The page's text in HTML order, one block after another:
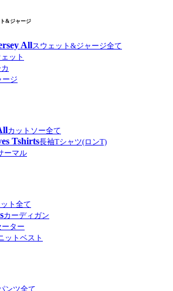
&ジャージ
Allスウェット&ジャージ全て
ット
ージ
カットソー全て
Tshirts長袖Tシャツ(ロンT)
ーマル
ト全て
カーディガン
ーター
ットベスト
ンツ全て